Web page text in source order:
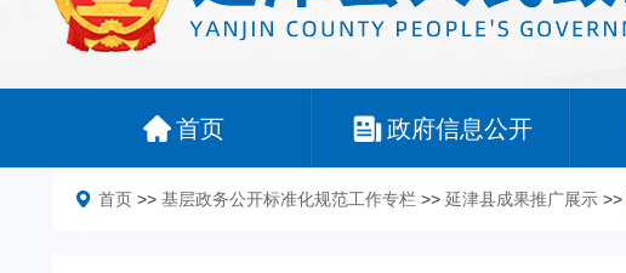
首页 政府信息公开
首页 >> 基层政务公开标准化规范工作专栏 >> 延津县成果推广展示 >>